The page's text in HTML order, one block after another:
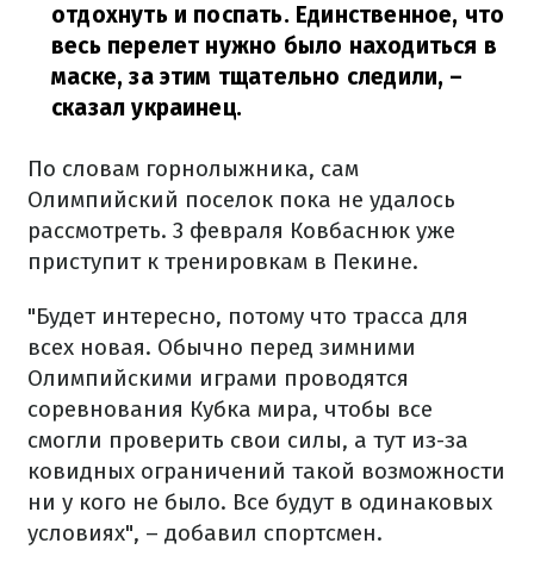
отдохнуть и поспать. Единственное, что
весь перелет нужно было находиться в
маске, за этим тщательно следили, –
сказал украинец.
По словам горнолыжника, сам
Олимпийский поселок пока не удалось
рассмотреть. 3 февраля Ковбаснюк уже
приступит к тренировкам в Пекине.
"Будет интересно, потому что трасса для
всех новая. Обычно перед зимними
Олимпийскими играми проводятся
соревнования Кубка мира, чтобы все
смогли проверить свои силы, а тут из-за
ковидных ограничений такой возможности
ни у кого не было. Все будут в одинаковых
условиях", – добавил спортсмен.